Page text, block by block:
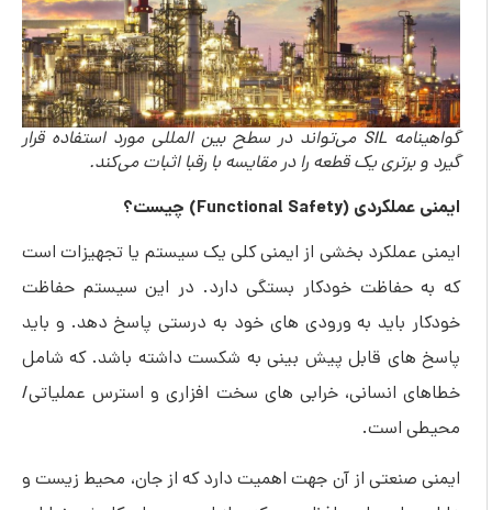
گواهینامه SIL می‌تواند در سطح بین المللی مورد استفاده قرار
گیرد و برتری یک قطعه را در مقایسه با رقبا اثبات می‌کند.
ایمنی عملکردی (Functional Safety) چیست؟
ایمنی عملکرد بخشی از ایمنی کلی یک سیستم یا تجهیزات است
که به حفاظت خودکار بستگی دارد. در این سیستم حفاظت
خودکار باید به ورودی های خود به درستی پاسخ دهد. و باید
پاسخ های قابل پیش بینی به شکست داشته باشد. که شامل
خطاهای انسانی، خرابی های سخت افزاری و استرس عملیاتی/
محیطی است.
ایمنی صنعتی از آن جهت اهمیت دارد که از جان، محیط زیست و